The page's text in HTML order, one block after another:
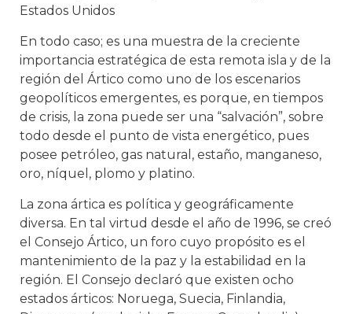
Estados Unidos
En todo caso; es una muestra de la creciente
importancia estratégica de esta remota isla y de la
región del Ártico como uno de los escenarios
geopolíticos emergentes, es porque, en tiempos
de crisis, la zona puede ser una “salvación”, sobre
todo desde el punto de vista energético, pues
posee petróleo, gas natural, estaño, manganeso,
oro, níquel, plomo y platino.
La zona ártica es política y geográficamente
diversa. En tal virtud desde el año de 1996, se creó
el Consejo Ártico, un foro cuyo propósito es el
mantenimiento de la paz y la estabilidad en la
región. El Consejo declaró que existen ocho
estados árticos: Noruega, Suecia, Finlandia,